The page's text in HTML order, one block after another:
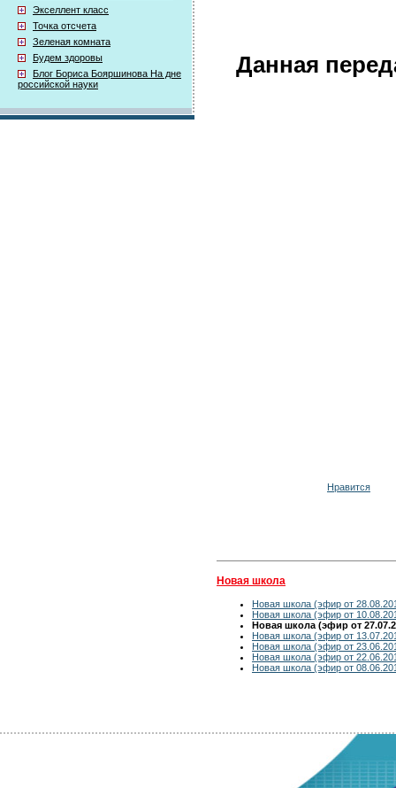
Экселлент класс
Точка отсчета
Зеленая комната
Будем здоровы
Блог Бориса Бояршинова На дне
российской науки
Данная
Нравится
Новая школа
Новая школа (эфир от
Новая школа (эфир от
Новая школа (эфир от
Новая школа (эфир от
Новая школа (эфир от
Новая школа (эфир от
Новая школа (эфир от